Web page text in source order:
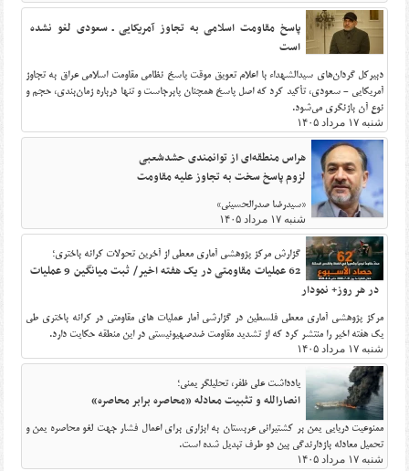
پاسخ مقاومت اسلامی به تجاوز آمریکایی ـ سعودی لغو نشده
است
دبیرکل گردان‌های سیدالشهداء با اعلام تعویق موقت پاسخ نظامی مقاومت اسلامی عراق به تجاوز
آمریکایی - سعودی، تأکید کرد که اصل پاسخ همچنان پابرجاست و تنها درباره زمان‌بندی، حجم و
نوع آن بازنگری می‌شود.
شنبه ۱۷ مرداد ۱۴۰۵
هراس منطقه‌ای از توانمندی حشدشعبی
لزوم پاسخ سخت به تجاوز علیه مقاومت
«سیدرضا صدرالحسینی»
شنبه ۱۷ مرداد ۱۴۰۵
گزارش مرکز پژوهشی آماری معطی از آخرین تحولات کرانه باختری؛
62 عملیات مقاومتی در یک هفته اخیر/ ثبت میانگین 9 عملیات
در هر روز+ نمودار
مرکز پژوهشی آماری معطی فلسطین در گزارشی آمار عملیات های مقاومتی در کرانه باختری طی
یک هفته اخیر را منتشر کرد که از تشدید مقاومت ضدصهیونیستی در این منطقه حکایت دارد.
شنبه ۱۷ مرداد ۱۴۰۵
یادداشت علی ظفر، تحلیلگر یمنی؛
انصارالله و تثبیت معادله «محاصره برابر محاصره»
ممنوعیت دریایی یمن بر کشتیرانی عربستان به ابزاری برای اعمال فشار جهت لغو محاصره یمن و
تحمیل معادله بازدارندگی بین دو طرف تبدیل شده است.
شنبه ۱۷ مرداد ۱۴۰۵